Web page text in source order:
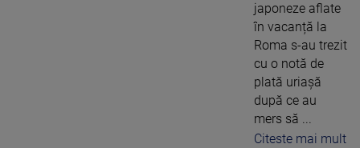
japoneze aflate
în vacanță la
Roma s-au trezit
cu o notă de
plată uriașă
după ce au
mers să ...
Citeste mai mult